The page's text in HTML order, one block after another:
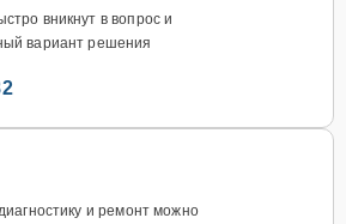
вникнут в вопрос и
вариант решения
и ремонт можно